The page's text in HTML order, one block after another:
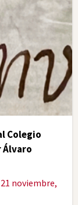
Colegio
Álvaro
noviembre,